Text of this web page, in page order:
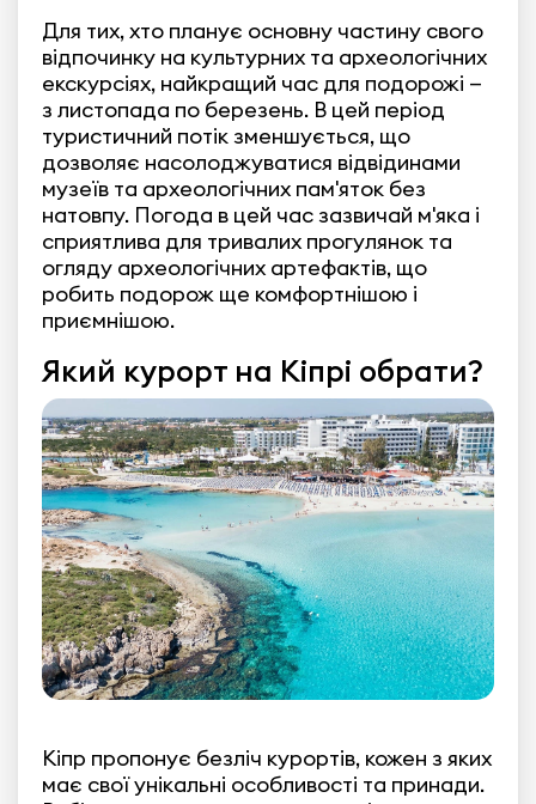
Для тих, хто планує основну частину свого
відпочинку на культурних та археологічних
екскурсіях, найкращий час для подорожі —
з листопада по березень. В цей період
туристичний потік зменшується, що
дозволяє насолоджуватися відвідинами
музеїв та археологічних пам'яток без
натовпу. Погода в цей час зазвичай м'яка і
сприятлива для тривалих прогулянок та
огляду археологічних артефактів, що
робить подорож ще комфортнішою і
приємнішою.
Який курорт на Кіпрі обрати?
Кіпр пропонує безліч курортів, кожен з яких
має свої унікальні особливості та принади.